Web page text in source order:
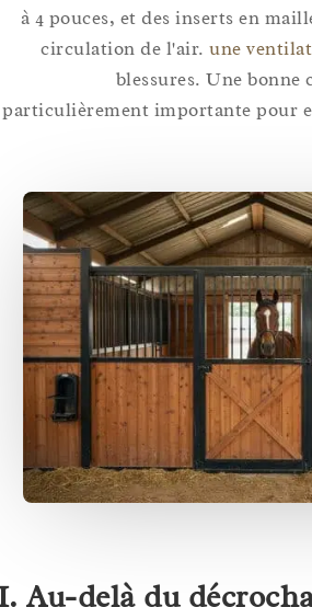
à 4 pouces, et des inserts en
circulation de l'air. une
blessures. Une
particulièrement importante
II. Au-delà du